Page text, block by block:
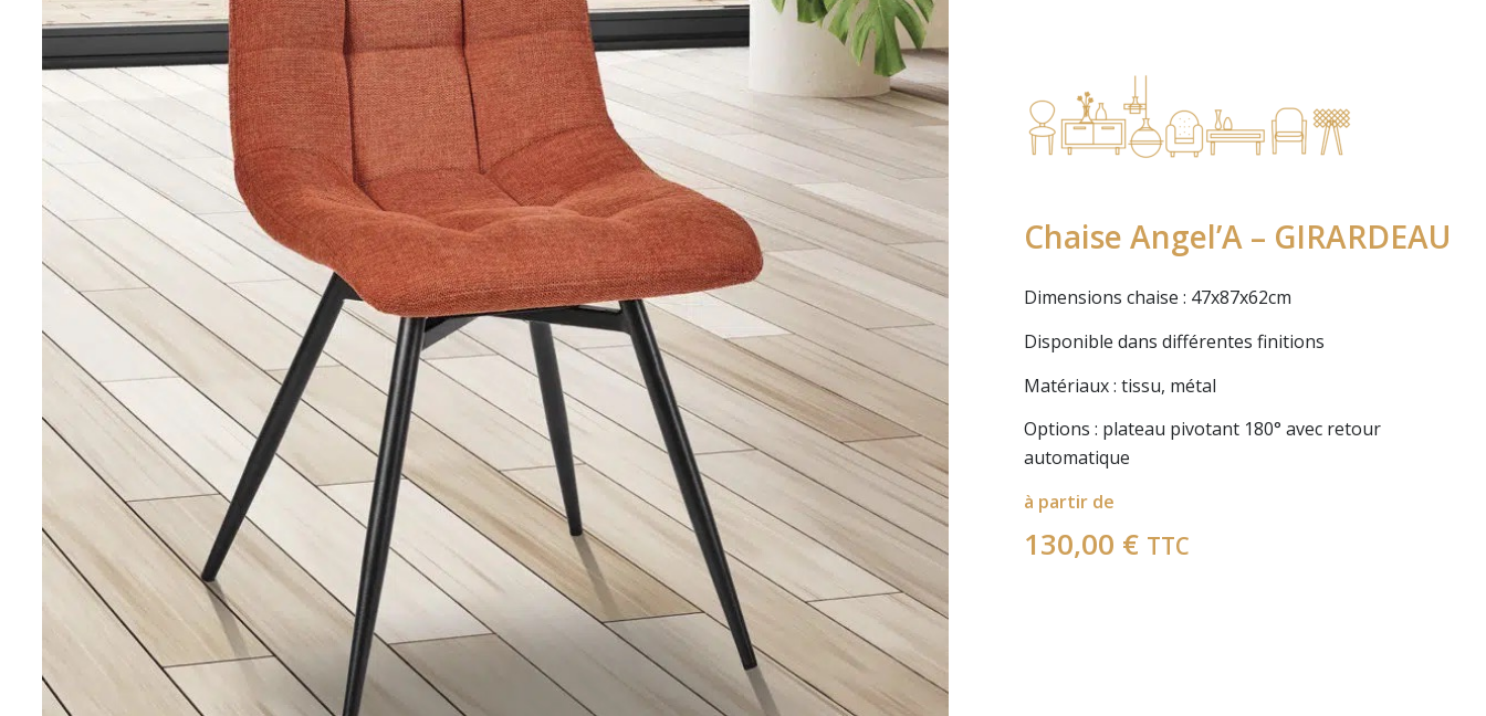
Chaise Angel’A – GIRARDEAU
Dimensions chaise : 47x87x62cm
Disponible dans différentes finitions
Matériaux : tissu, métal
Options : plateau pivotant 180° avec retour
automatique
à partir de
130,00 € TTC